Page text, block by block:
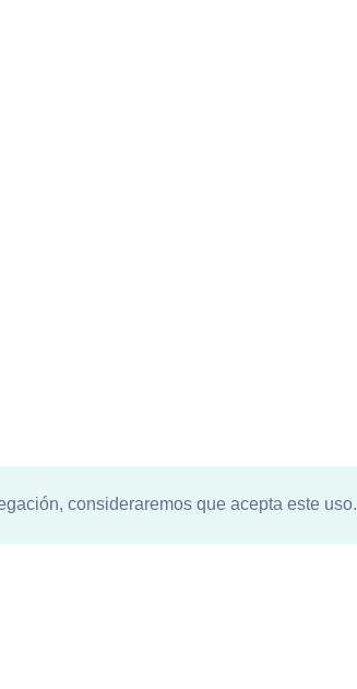
consideraremos que acepta este uso.